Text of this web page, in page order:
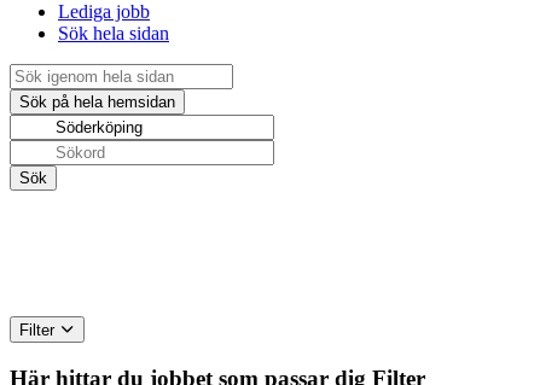
Lediga jobb
Sök hela sidan
Filter
Här hittar du jobbet som passar dig Filter